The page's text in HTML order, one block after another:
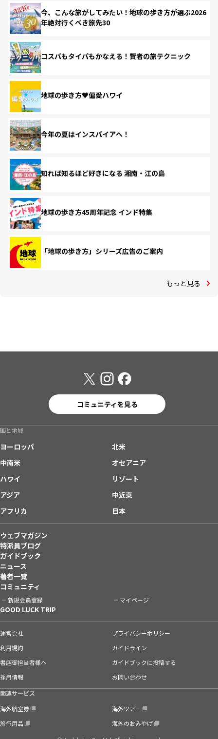
今、こんな旅がしてみたい！地球の歩き方が選ぶ2026
年絶対行くべき旅先30
コスパもタイパもかなえる！賢者の旅テクニック
地球の歩き方♥偏愛ハワイ
今年の夏はインスパイアへ！
知れば知るほど好きになる 湘南・江の島
地球の歩き方45周年記念 インド特集
「地球の歩き方」シリーズ広告のご案内
もっと見る
コミュニティを見る
国と地域
ヨーロッパ
北米
中南米
オセアニア
ハワイ
リゾート
アジア
中近東
アフリカ
日本
ウェブマガジン
特派員ブログ
ガイドブック
ニュース
著者一覧
コミュニティ
新規会員登録 マイページ
GOOD LUCK TRIP
運営会社
プライバシーポリシー
利用規約
ガイドライン
書店御担当者様へ
ガイドブックに投稿する
採用情報
お問い合わせ
関連サービス
海外航空券
海外ツアー
旅行用品
海外のおみやげ